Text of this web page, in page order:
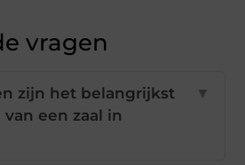
vragen
zijn het belangrijkst
een zaal in
▼